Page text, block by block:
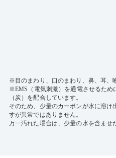
※目のまわり、口のまわり、鼻、耳、
※EMS（電気刺激）を通電させるため
（炭）を配合しています。
そのため、少量のカーボンが水に溶け
すが異常ではありません。
万一汚れた場合は、少量の水を含ませ